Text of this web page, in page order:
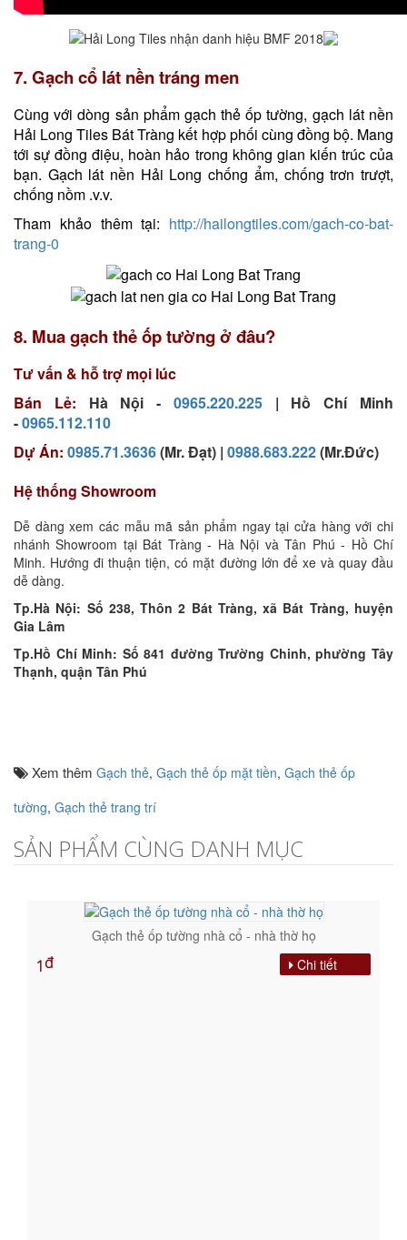
7. Gạch cổ lát nền tráng men
Cùng với dòng sản phẩm gạch thẻ ốp tường, gạch lát nền
Hải Long Tiles Bát Tràng kết hợp phối cùng đồng bộ. Mang
tới sự đồng điệu, hoàn hảo trong không gian kiến trúc của
bạn. Gạch lát nền Hải Long chống ẩm, chống trơn trượt,
chống nồm .v.v.
Tham khảo thêm tại: http://hailongtiles.com/gach-co-bat-
trang-0
8. Mua gạch thẻ ốp tường ở đâu?
Tư vấn & hỗ trợ mọi lúc
Bán Lẻ: Hà Nội - 0965.220.225| Hồ Chí Minh
-0965.112.110
Dự Án: 0985.71.3636(Mr. Đạt) | 0988.683.222(Mr.Đức)
Hệ thống Showroom
Dễ dàng xem các mẫu mã sản phẩm ngay tại cửa hàng với chi
nhánh Showroom tại Bát Tràng - Hà Nội và Tân Phú - Hồ Chí
Minh. Hướng đi thuận tiện, có mặt đường lớn để xe và quay đầu
dễ dàng.
Tp.Hà Nội: Số 238, Thôn 2 Bát Tràng, xã Bát Tràng, huyện
Gia Lâm
Tp.Hồ Chí Minh: Số 841 đường Trường Chinh, phường Tây
Thạnh, quận Tân Phú
Xem thêm Gạch thẻ, Gạch thẻ ốp mặt tiền, Gạch thẻ ốp
tường, Gạch thẻ trang trí
SẢN PHẨM CÙNG DANH MỤC
Gạch thẻ ốp tường nhà cổ - nhà thờ họ
1đ Chi tiết